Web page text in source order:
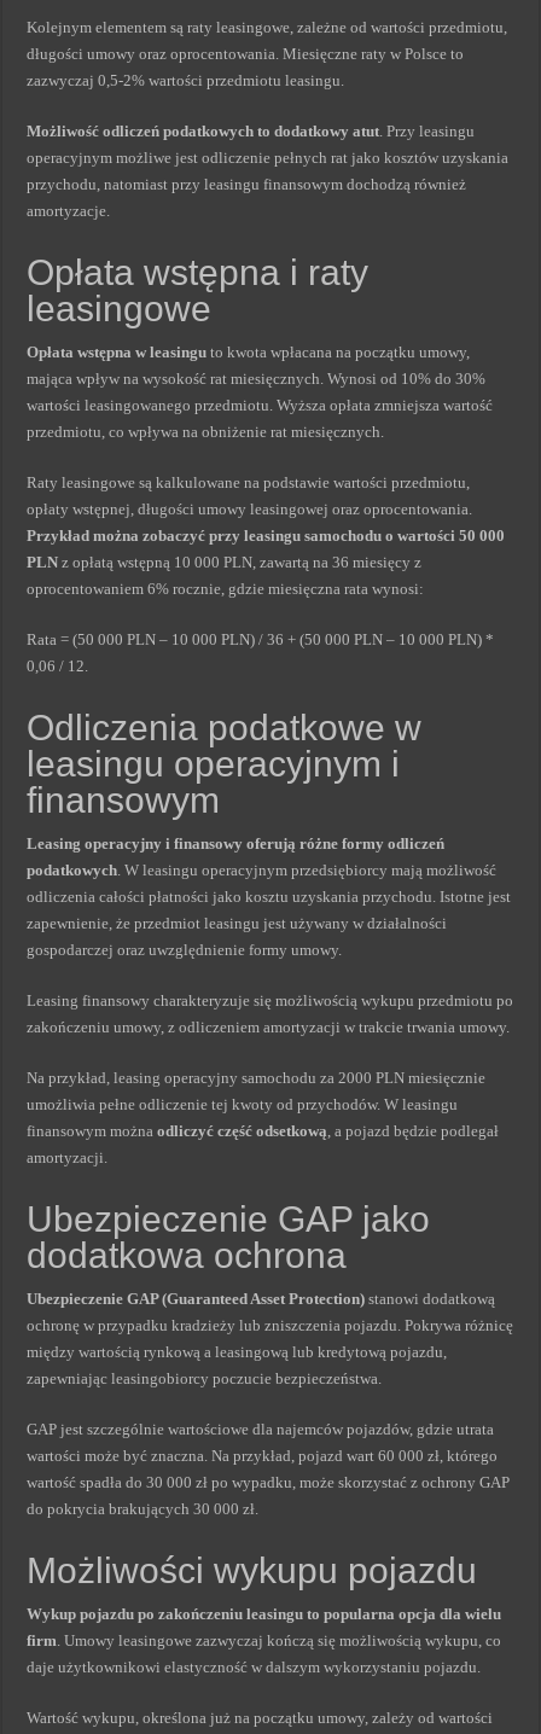
Kolejnym elementem są raty leasingowe, zależne od wartości przedmiotu,
długości umowy oraz oprocentowania. Miesięczne raty w Polsce to
zazwyczaj 0,5-2% wartości przedmiotu leasingu.
Możliwość odliczeń podatkowych to dodatkowy atut. Przy leasingu
operacyjnym możliwe jest odliczenie pełnych rat jako kosztów uzyskania
przychodu, natomiast przy leasingu finansowym dochodzą również
amortyzacje.
Opłata wstępna i raty
leasingowe
Opłata wstępna w leasingu to kwota wpłacana na początku umowy,
mająca wpływ na wysokość rat miesięcznych. Wynosi od 10% do 30%
wartości leasingowanego przedmiotu. Wyższa opłata zmniejsza wartość
przedmiotu, co wpływa na obniżenie rat miesięcznych.
Raty leasingowe są kalkulowane na podstawie wartości przedmiotu,
opłaty wstępnej, długości umowy leasingowej oraz oprocentowania.
Przykład można zobaczyć przy leasingu samochodu o wartości 50 000
PLN z opłatą wstępną 10 000 PLN, zawartą na 36 miesięcy z
oprocentowaniem 6% rocznie, gdzie miesięczna rata wynosi:
Rata = (50 000 PLN – 10 000 PLN) / 36 + (50 000 PLN – 10 000 PLN) *
0,06 / 12.
Odliczenia podatkowe w
leasingu operacyjnym i
finansowym
Leasing operacyjny i finansowy oferują różne formy odliczeń
podatkowych. W leasingu operacyjnym przedsiębiorcy mają możliwość
odliczenia całości płatności jako kosztu uzyskania przychodu. Istotne jest
zapewnienie, że przedmiot leasingu jest używany w działalności
gospodarczej oraz uwzględnienie formy umowy.
Leasing finansowy charakteryzuje się możliwością wykupu przedmiotu po
zakończeniu umowy, z odliczeniem amortyzacji w trakcie trwania umowy.
Na przykład, leasing operacyjny samochodu za 2000 PLN miesięcznie
umożliwia pełne odliczenie tej kwoty od przychodów. W leasingu
finansowym możnaodliczyć część odsetkową, a pojazd będzie podlegał
amortyzacji.
Ubezpieczenie GAP jako
dodatkowa ochrona
Ubezpieczenie GAP (Guaranteed Asset Protection) stanowi dodatkową
ochronę w przypadku kradzieży lub zniszczenia pojazdu. Pokrywa różnicę
między wartością rynkową a leasingową lub kredytową pojazdu,
zapewniając leasingobiorcy poczucie bezpieczeństwa.
GAP jest szczególnie wartościowe dla najemców pojazdów, gdzie utrata
wartości może być znaczna. Na przykład, pojazd wart 60 000 zł, którego
wartość spadła do 30 000 zł po wypadku, może skorzystać z ochrony GAP
do pokrycia brakujących 30 000 zł.
Możliwości wykupu pojazdu
Wykup pojazdu po zakończeniu leasingu to popularna opcja dla wielu
firm. Umowy leasingowe zazwyczaj kończą się możliwością wykupu, co
daje użytkownikowi elastyczność w dalszym wykorzystaniu pojazdu.
Wartość wykupu, określona już na początku umowy, zależy od wartości